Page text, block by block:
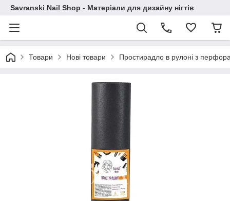
Savranski Nail Shop - Матеріали для дизайну нігтів
Товари Нові товари Простирадло в рулоні з